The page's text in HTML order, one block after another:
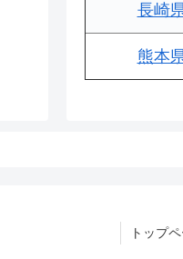
長崎
熊本
トップ